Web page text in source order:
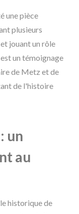
une pièce
plusieurs
jouant un rôle
un témoignage
de Metz et de
de l'histoire
un
au
historique de